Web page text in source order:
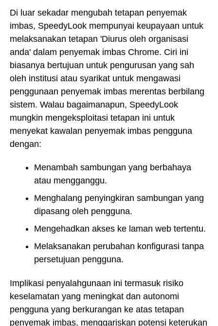
Di luar sekadar mengubah tetapan penyemak
imbas, SpeedyLook mempunyai keupayaan untuk
melaksanakan tetapan 'Diurus oleh organisasi
anda' dalam penyemak imbas Chrome. Ciri ini
biasanya bertujuan untuk pengurusan yang sah
oleh institusi atau syarikat untuk mengawasi
penggunaan penyemak imbas merentas berbilang
sistem. Walau bagaimanapun, SpeedyLook
mungkin mengeksploitasi tetapan ini untuk
menyekat kawalan penyemak imbas pengguna
dengan:
Menambah sambungan yang berbahaya
atau mengganggu.
Menghalang penyingkiran sambungan yang
dipasang oleh pengguna.
Mengehadkan akses ke laman web tertentu.
Melaksanakan perubahan konfigurasi tanpa
persetujuan pengguna.
Implikasi penyalahgunaan ini termasuk risiko
keselamatan yang meningkat dan autonomi
pengguna yang berkurangan ke atas tetapan
penyemak imbas, menggariskan potensi keterukan